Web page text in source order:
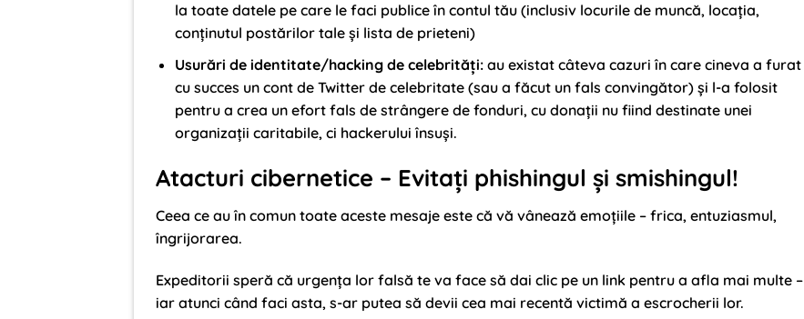
la toate datele pe care le faci publice în contul tău (inclusiv locurile de muncă, locația,
conținutul postărilor tale și lista de prieteni)
Usurări de identitate/hacking de celebrități:au existat câteva cazuri în care cineva a furat
cu succes un cont de Twitter de celebritate (sau a făcut un fals convingător) și l-a folosit
pentru a crea un efort fals de strângere de fonduri, cu donații nu fiind destinate unei
organizații caritabile, ci hackerului însuși.
Atacturi cibernetice – Evitați phishingul și smishingul!
Ceea ce au în comun toate aceste mesaje este că vă vânează emoțiile – frica, entuziasmul,
îngrijorarea.
Expeditorii speră că urgența lor falsă te va face să dai clic pe un link pentru a afla mai multe –
iar atunci când faci asta, s-ar putea să devii cea mai recentă victimă a escrocherii lor.